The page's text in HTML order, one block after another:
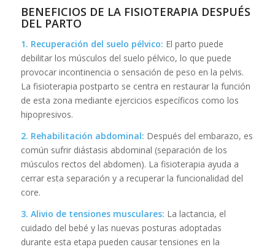
BENEFICIOS DE LA FISIOTERAPIA DESPUÉS
DEL PARTO
1. Recuperación del suelo pélvico: El parto puede
debilitar los músculos del suelo pélvico, lo que puede
provocar incontinencia o sensación de peso en la pelvis.
La fisioterapia postparto se centra en restaurar la función
de esta zona mediante ejercicios específicos como los
hipopresivos.
2. Rehabilitación abdominal: Después del embarazo, es
común sufrir diástasis abdominal (separación de los
músculos rectos del abdomen). La fisioterapia ayuda a
cerrar esta separación y a recuperar la funcionalidad del
core.
3. Alivio de tensiones musculares: La lactancia, el
cuidado del bebé y las nuevas posturas adoptadas
durante esta etapa pueden causar tensiones en la